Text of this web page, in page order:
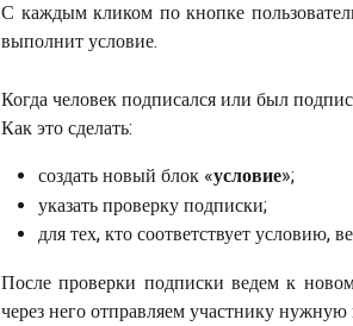
С каждым кликом по кнопке
выполнит условие.
Когда человек подписался или был
Как это сделать:
создать новый блок «условие»;
указать проверку подписки;
для тех, кто соответствует условию,
После проверки подписки ведем к
через него отправляем участнику